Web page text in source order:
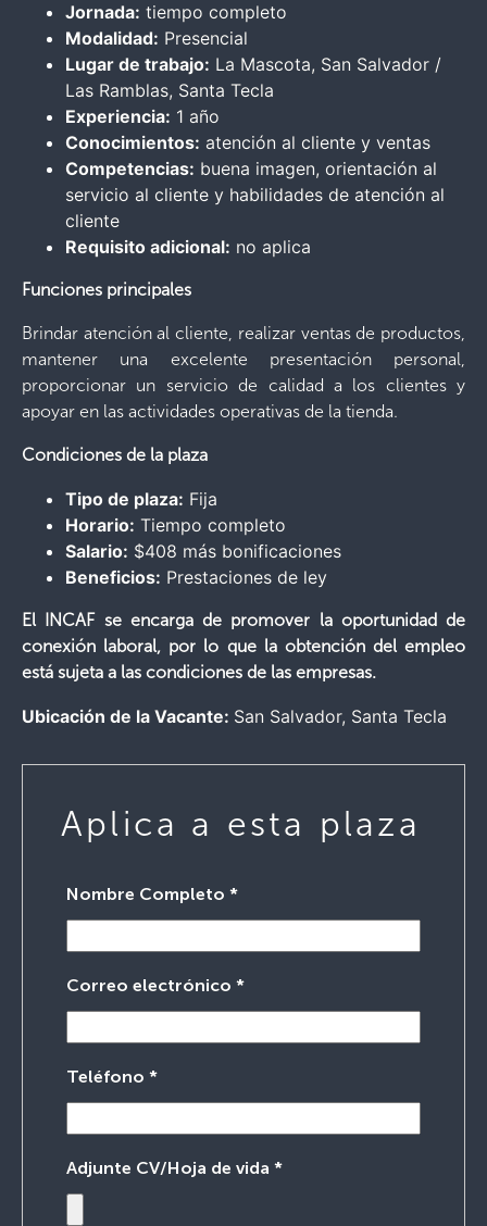
Jornada: tiempo completo
Modalidad: Presencial
Lugar de trabajo: La Mascota, San Salvador /
Las Ramblas, Santa Tecla
Experiencia: 1 año
Conocimientos: atención al cliente y ventas
Competencias: buena imagen, orientación al
servicio al cliente y habilidades de atención al
cliente
Requisito adicional: no aplica
Funciones principales
Brindar atención al cliente, realizar ventas de productos,
mantener una excelente presentación personal,
proporcionar un servicio de calidad a los clientes y
apoyar en las actividades operativas de la tienda.
Condiciones de la plaza
Tipo de plaza: Fija
Horario: Tiempo completo
Salario: $408 más bonificaciones
Beneficios: Prestaciones de ley
El INCAF se encarga de promover la oportunidad de
conexión laboral, por lo que la obtención del empleo
está sujeta a las condiciones de las empresas.
Ubicación de la Vacante: San Salvador Santa Tecla
Aplica a esta plaza
Nombre Completo *
Correo electrónico *
Teléfono *
Adjunte CV/Hoja de vida *